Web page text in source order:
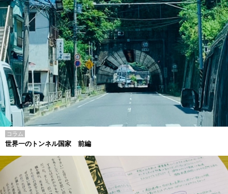
コラム
世界一のトンネル国家 前編